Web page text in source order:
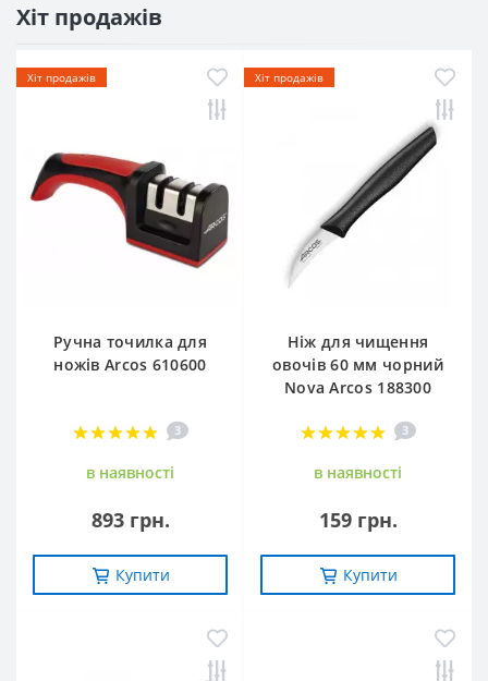
Хіт продажів
Хіт продажів
Ручна точилка для
ножів Arcos 610600
3
в наявностi
893 грн.
Купити
Хіт продажів
Ніж для чищення
овочів 60 мм чорний
Nova Arcos 188300
3
в наявностi
159 грн.
Купити